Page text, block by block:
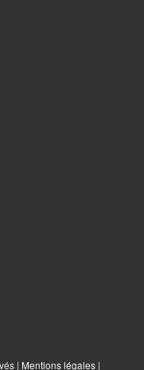
| Mentions légales |